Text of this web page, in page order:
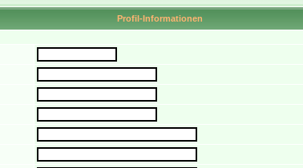
Profil-Informationen